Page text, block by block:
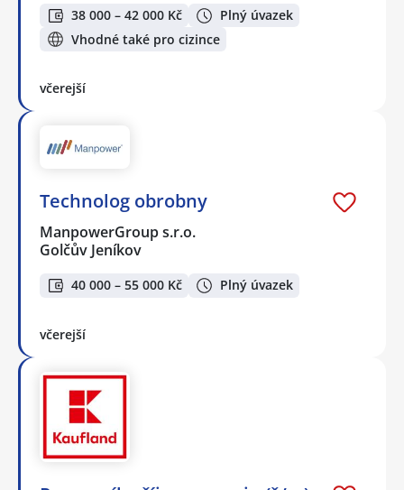
38 000 – 42 000 Kč
Plný úvazek
Vhodné také pro cizince
včerejší
Technolog obrobny
ManpowerGroup s.r.o.
Golčův Jeníkov
40 000 – 55 000 Kč Plný úvazek
včerejší